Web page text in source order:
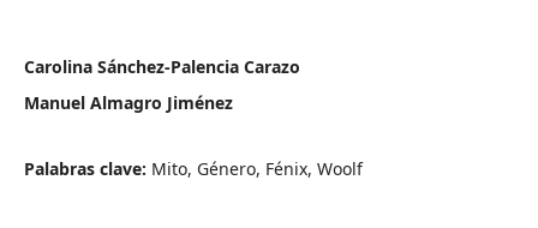
Carolina Sánchez-Palencia Carazo
Manuel Almagro Jiménez
Palabras clave: Mito, Género, Fénix, Woolf